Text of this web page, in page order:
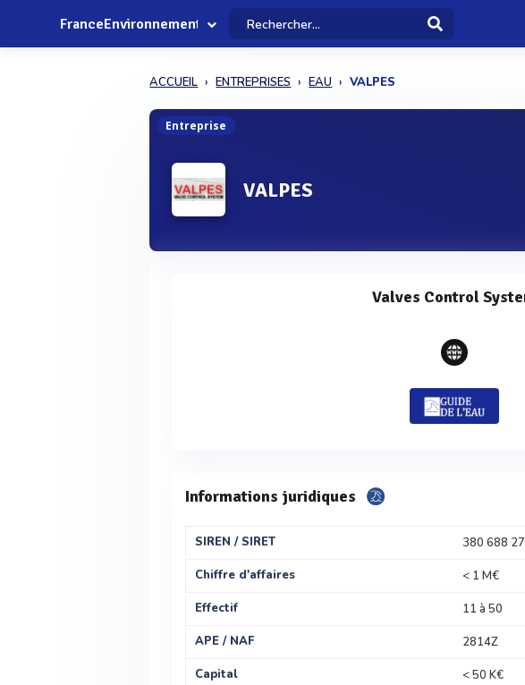
FranceEnvironnement
ACCUEIL ENTREPRISES EAU VALPES
Entreprise
VALPES
Valves Control
Informations juridiques
SIREN / SIRET
380 688
Chiffre d'affaires
< 1 M€
Effectif
11 à 50
APE / NAF
2814Z
Capital
< 50 K€